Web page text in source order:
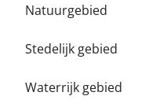
Natuurgebied
Stedelijk gebied
Waterrijk gebied